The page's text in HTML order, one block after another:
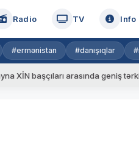
Radio TV Info
#ermənistan #danışıqlar
başçıları arasında geniş tərkibdə